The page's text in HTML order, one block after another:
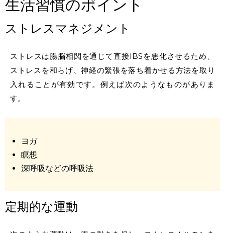
生活習慣のポイント
ストレスマネジメント
ストレスは腸脳相関を通じて直接IBSを悪化させるため、
ストレスを和らげ、神経の緊張を落ち着かせる方法を取り
入れることが有効です。例えば次のようなものがありま
す。
ヨガ
瞑想
深呼吸などの呼吸法
定期的な運動